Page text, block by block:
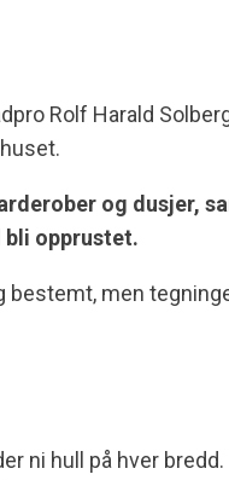
Rolf Harald
og dusjer,
bli opprustet.
men
ni hull på hver